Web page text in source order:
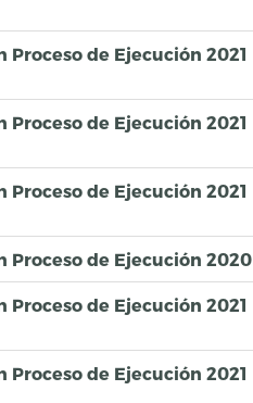
de Ejecución 2021
de Ejecución 2021
de Ejecución 2021
Proceso de Ejecución 2020
de Ejecución 2021
de Ejecución 2021